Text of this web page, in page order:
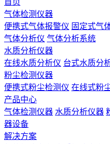
首页
气体检测仪器
便携式气体报警仪 固定式气
气体分析仪 气体分析系统
水质分析仪器
在线水质分析仪 台式水质分
粉尘检测仪器
便携式粉尘检测仪 在线式粉
产品中心
气体检测仪器 水质分析仪器
器设备
解决方案